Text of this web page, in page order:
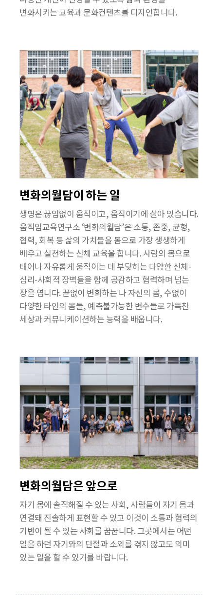
변화시키는 교육과 문화컨텐츠를 디자인합니다.
변화의월담이 하는 일
생명은 끊임없이 움직이고, 움직이기에 살아 있습니다.
움직임교육연구소 ‘변화의월담’은 소통, 존중, 균형,
협력, 회복 등 삶의 가치들을 몸으로 가장 생생하게
배우고 실천하는 신체 교육을 합니다. 사람의 몸으로
태어나 자유롭게 움직이는 데 부딪히는 다양한 신체-
심리-사회적 장벽들을 함께 공감하고 협력하며 넘는
장을 엽니다. 끝없이 변화하는 나 자신의 몸, 수없이
다양한 타인의 몸들, 예측불가능한 변수들로 가득찬
세상과 커뮤니케이션하는 능력을 배웁니다.
변화의월담은 앞으로
자기 몸에 솔직해질 수 있는 사회, 사람들이 자기 몸과
연결돼 진솔하게 표현할 수 있고 이것이 소통과 협력의
기반이 될 수 있는 사회를 꿈꿉니다. 그곳에서는 어떤
일을 하던 자기와의 단절과 소외를 겪지 않고도 의미
있는 일을 할 수 있기를 바랍니다.